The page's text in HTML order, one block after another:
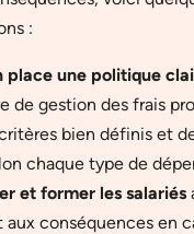
:
place une politique
de gestion des frais
bien définis et
chaque type de
et former les salariés
conséquences en